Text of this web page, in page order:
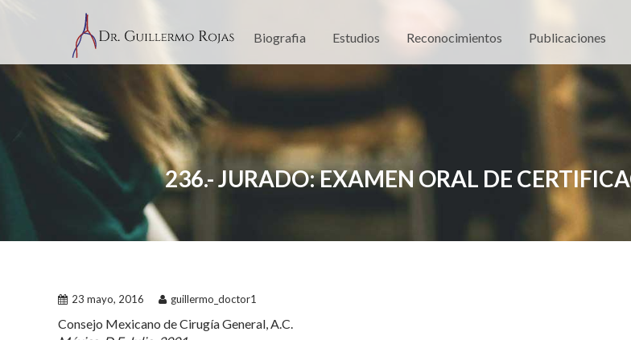
Biografia Estudios Reconocimientos Publicaciones
236.- JURADO: EXAMEN ORAL DE
23 mayo, 2016 guillermo_doctor1
Consejo Mexicano de Cirugía General, A.C.